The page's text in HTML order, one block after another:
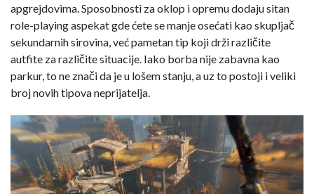
apgrejdovima. Sposobnosti za oklop i opremu dodaju sitan
role-playing aspekat gde ćete se manje osećati kao skupljač
sekundarnih sirovina, već pametan tip koji drži različite
autfite za različite situacije. Iako borba nije zabavna kao
parkur, to ne znači da je u lošem stanju, a uz to postoji i veliki
broj novih tipova neprijatelja.